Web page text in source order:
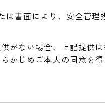
は書面により、安全管理
がない場合、上記提供は
かじめご本人の同意を得